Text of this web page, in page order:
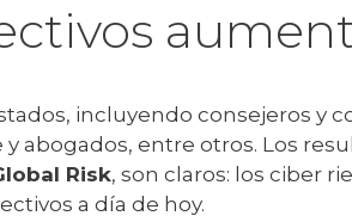
incluyendo consejeros y
abogados, entre otros. Los
Risk, son claros: los ciber
a día de hoy.